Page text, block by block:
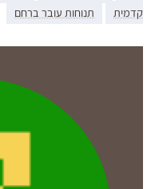
קדמית
תנוחות עובר ברחם